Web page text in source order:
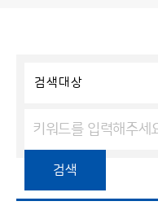
검색대상
검색